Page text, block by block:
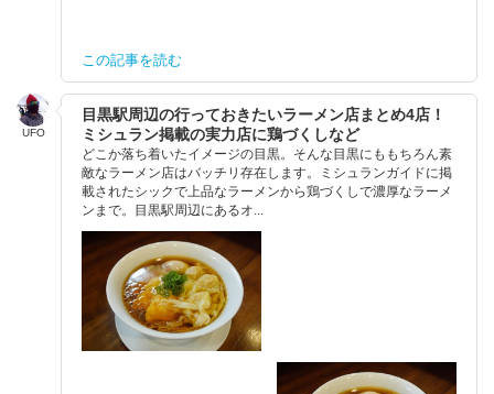
この記事を読む
UFO
目黒駅周辺の行っておきたいラーメン店まとめ4店！
ミシュラン掲載の実力店に鶏づくしなど
どこか落ち着いたイメージの目黒。そんな目黒にももちろん素
敵なラーメン店はバッチリ存在します。ミシュランガイドに掲
載されたシックで上品なラーメンから鶏づくしで濃厚なラーメ
ンまで。目黒駅周辺にあるオ...